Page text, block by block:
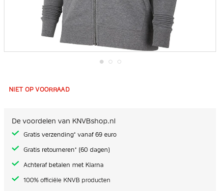
het
afbeeldingen-
gallerij
NIET OP VOORRAAD
De voordelen van KNVBshop.nl
Gratis verzending* vanaf 69 euro
Gratis retourneren* (60 dagen)
Achteraf betalen met Klarna
100% officiële KNVB producten